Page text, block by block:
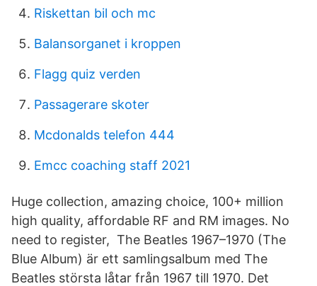
Riskettan bil och mc
Balansorganet i kroppen
Flagg quiz verden
Passagerare skoter
Mcdonalds telefon 444
Emcc coaching staff 2021
Huge collection, amazing choice, 100+ million
high quality, affordable RF and RM images. No
need to register, The Beatles 1967–1970 (The
Blue Album) är ett samlingsalbum med The
Beatles största låtar från 1967 till 1970. Det